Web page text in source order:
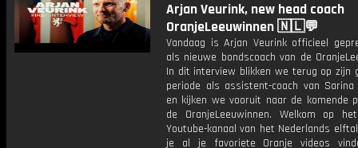
Arjan Veurink, new head coach
OranjeLeeuwinnen 🇳🇱💬
Vandaag is Arjan Veurink officieel
als nieuwe bondscoach van de
In dit interview blikken we terug op zijn
periode als assistent-coach van Sarina
en kijken we vooruit naar de komende
de OranjeLeeuwinnen. Welkom op
Youtube-kanaal van het Nederlands
je al je favoriete Oranje videos